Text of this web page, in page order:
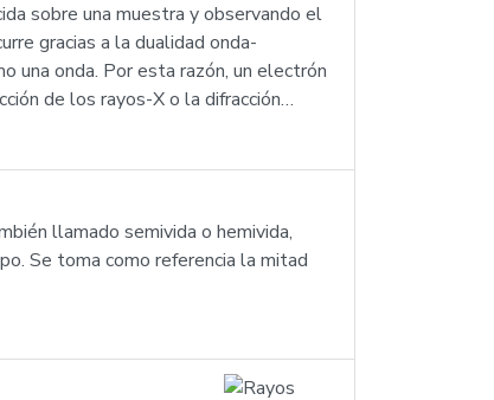
sobre una muestra y observando el
gracias a la dualidad onda-
una onda. Por esta razón, un electrón
de los rayos-X o la difracción…
llamado semivida o hemivida,
Se toma como referencia la mitad